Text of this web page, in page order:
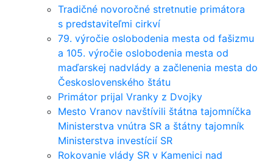
Tradičné novoročné stretnutie primátora
s predstaviteľmi cirkví
79. výročie oslobodenia mesta od fašizmu
a 105. výročie oslobodenia mesta od
maďarskej nadvlády a začlenenia mesta do
Československého štátu
Primátor prijal Vranky z Dvojky
Mesto Vranov navštívili štátna tajomníčka
Ministerstva vnútra SR a štátny tajomník
Ministerstva investícií SR
Rokovanie vlády SR v Kamenici nad